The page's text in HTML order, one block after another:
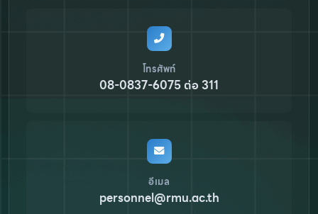
โทรศัพท์
08-0837-6075 ต่อ 311
อีเมล
personnel@rmu.ac.th